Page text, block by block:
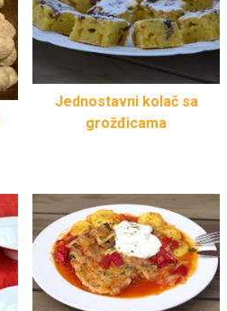
Jednostavni kolač sa
grožđicama